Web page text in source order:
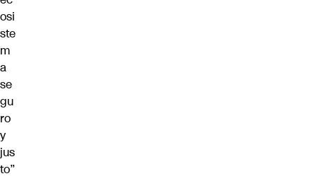
osi
ste
m
a
se
gu
ro
y
jus
to”